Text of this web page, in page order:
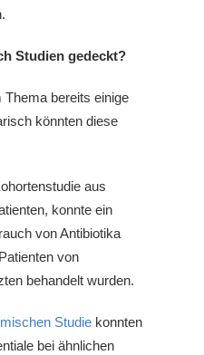
Studien gedeckt?
Thema bereits einige
könnten diese
aus
konnte ein
von Antibiotika
von
behandelt wurden.
Studie konnten
bei ähnlichen